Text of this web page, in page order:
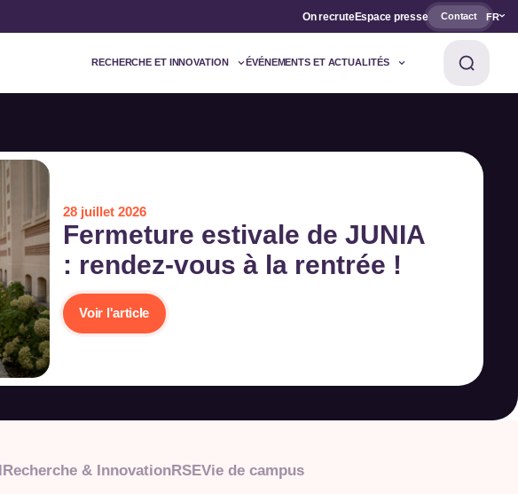
On recruteEspace presse Contact FR
RECHERCHE ET INNOVATION ÉVÉNEMENTS ET ACTUALITÉS
28 juillet 2026
Fermeture estivale de JUNIA
: rendez-vous à la rentrée !
Voir l'article
Recherche & InnovationRSEVie de campus